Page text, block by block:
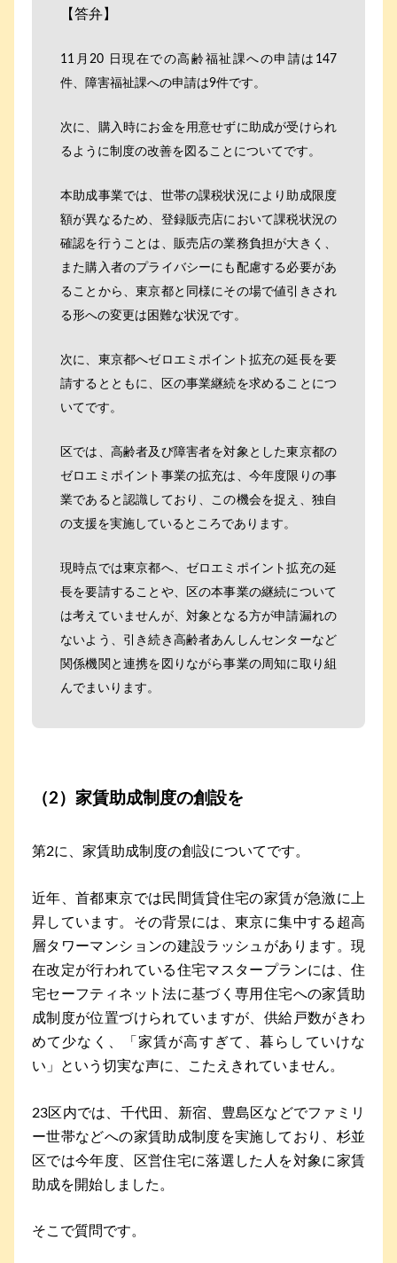
【答弁】
11月20 日現在での高齢福祉課への申請は147
件、障害福祉課への申請は9件です。
次に、購入時にお金を用意せずに助成が受けられ
るように制度の改善を図ることについてです。
本助成事業では、世帯の課税状況により助成限度
額が異なるため、登録販売店において課税状況の
確認を行うことは、販売店の業務負担が大きく、
また購入者のプライバシーにも配慮する必要があ
ることから、東京都と同様にその場で値引きされ
る形への変更は困難な状況です。
次に、東京都へゼロエミポイント拡充の延長を要
請するとともに、区の事業継続を求めることにつ
いてです。
区では、高齢者及び障害者を対象とした東京都の
ゼロエミポイント事業の拡充は、今年度限りの事
業であると認識しており、この機会を捉え、独自
の支援を実施しているところであります。
現時点では東京都へ、ゼロエミポイント拡充の延
長を要請することや、区の本事業の継続について
は考えていませんが、対象となる方が申請漏れの
ないよう、引き続き高齢者あんしんセンターなど
関係機関と連携を図りながら事業の周知に取り組
んでまいります。
（2）家賃助成制度の創設を
第2に、家賃助成制度の創設についてです。
近年、首都東京では民間賃貸住宅の家賃が急激に上
昇しています。その背景には、東京に集中する超高
層タワーマンションの建設ラッシュがあります。現
在改定が行われている住宅マスタープランには、住
宅セーフティネット法に基づく専用住宅への家賃助
成制度が位置づけられていますが、供給戸数がきわ
めて少なく、「家賃が高すぎて、暮らしていけな
い」という切実な声に、こたえきれていません。
23区内では、千代田、新宿、豊島区などでファミリ
ー世帯などへの家賃助成制度を実施しており、杉並
区では今年度、区営住宅に落選した人を対象に家賃
助成を開始しました。
そこで質問です。